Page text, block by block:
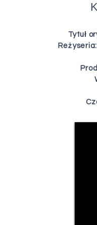
Tytuł
Reżyseria: